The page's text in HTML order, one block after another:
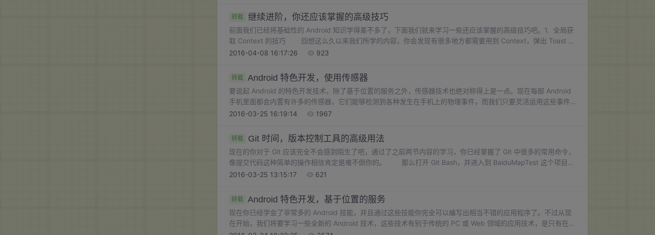
转载 继续进阶，你还应该掌握的高级技巧
前面我们已经将基础性的 Android 知识学得差不多了，下面我们就来学习一些还应该掌握的高级技巧吧。1. 全局获
取 Context 的技巧 回想这么久以来我们所学的内容，你会发现有很多地方都需要用到 Context，弹出 Toast 的
时候需要、启动活动的时候需要、发送广播的时候需要、操作数据库的时候需要、使用通知的时候需要等等等
2016-04-08 16:17:26 923
转载 Android 特色开发，使用传感器
要说起 Android 的特色开发技术，除了基于位置的服务之外，传感器技术也绝对称得上是一点。现在每部 Android
手机里面都会内置有许多的传感器，它们能够检测到各种发生在手机上的物理事件，而我们只要灵活运用这些事件
就可以编写出很多好玩的应用程序。那么话不多说，赶快开始我们本章的学习之旅吧。1. 传感器简介 手机中内
2016-03-25 16:19:14 1967
转载 Git 时间，版本控制工具的高级用法
现在的你对于 Git 应该完全不会感到陌生了吧，通过了之前两节内容的学习，你已经掌握了 Git 中很多的常用命令，
像提交代码这种简单的操作相信肯定是难不倒你的。 那么打开 Git Bash，并进入到 BaiduMapTest 这个项目的
根目录，然后执行提交操作：git initgit add .git commit -m "First Commit."
2016-03-25 13:15:17 621
转载 Android 特色开发，基于位置的服务
现在你已经学会了非常多的 Android 技能，并且通过这些技能你完全可以编写出相当不错的应用程序了。不过从现
在开始，我们将要学习一些全新的 Android 技术，这些技术有别于传统的 PC 或 Web 领域的应用技术，是只有在移